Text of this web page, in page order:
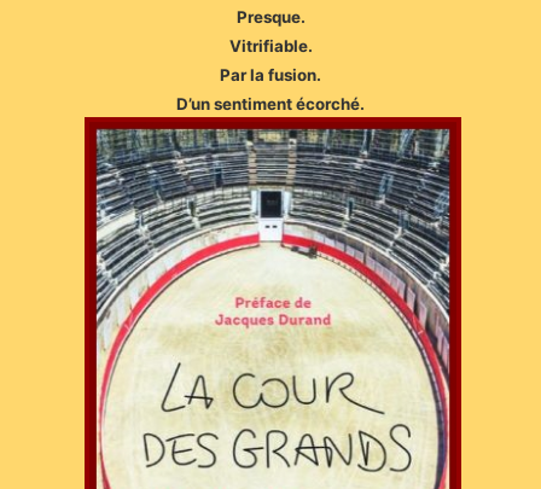
Presque.
Vitrifiable.
Par la fusion.
D’un sentiment écorché.